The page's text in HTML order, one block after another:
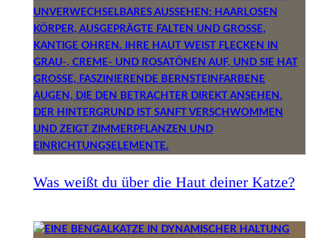
Was weißt du über die Haut deiner Katze?